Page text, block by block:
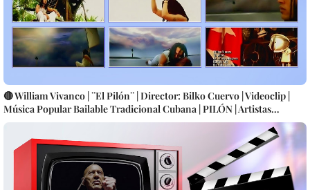
🔴 William Vivanco | ¨El Pilón¨ | Director: Bilko Cuervo | Videoclip |
Música Popular Bailable Tradicional Cubana | PILÓN | Artistas
Cubanos | Canción | CUBA